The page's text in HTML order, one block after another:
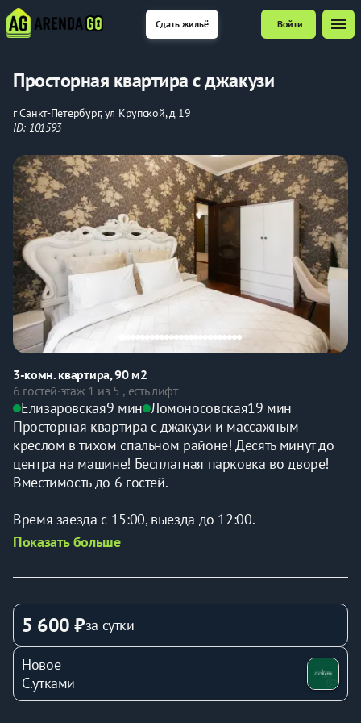
Сдать жильё Войти menu
Просторная квартира с джакузи
г Санкт-Петербург, ул Крупской, д 19
ID: 101593
3-комн. квартира, 90 м2
6 гостей·этаж 1 из 5 , есть лифт
Елизаровская9 мин Ломоносовская19 мин
Просторная квартира с джакузи и массажным
креслом в тихом спальном районе! Десять минут до
центра на машине! Бесплатная парковка во дворе!
Вместимость до 6 гостей.
Время заезда с 15:00, выезда до 12:00.
САМОСТОЯТЕЛЬНОЕ заселение и выезд!
Залог - 5 000 руб.
ется отдельно 2 800 руб
Для заселения вам понадобится паспорт.  Наш админ
истратор проведет простую процедуру онлайн-
регистрации и подписания договора аренды.
Это легко и безопасно.
Показать больше
5 600 ₽за сутки
Новое
С.утками